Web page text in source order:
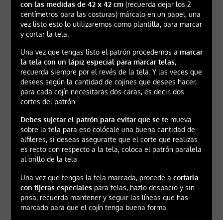
con las medidas de 42 x 42 cm(recuerda dejar los 2
centímetros para las costuras) márcalo en un papel, una
vez listo esto lo utilizaremos como plantilla, para marcar
y cortar la tela.
Una vez que tengas listo el patrón procedemos a marcar
la tela con un lápiz especial para marcar telas,
recuerda siempre por el revés de la tela. Y las veces que
desees según la cantidad de cojines que desees hacer,
para cada cojín necesitaras dos caras, es decir, dos
cortes del patrón.
Debes sujetar el patrón para evitar que se temueva
sobre la tela para eso colócale una buena cantidad de
alfileres, si deseas asegurarte que el corte que realizas
es recto con respecto a la tela, coloca el patrón paralela
al orillo de la tela
Una vez que tengas la tela marcada, procede a cortarla
con tijeras especialespara telas, hazlo despacio y sin
prisa, recuerda mantener y seguir las líneas que has
marcado para que el cojín tenga buena forma.